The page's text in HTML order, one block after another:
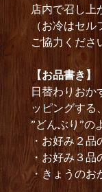
店内で召し上
（お冷はセ
ご協力くださ
【お品書き】
日替わりおか
ッピングする、
”どんぶり”の
・お好み２品
・お好み３品
・きょうのお